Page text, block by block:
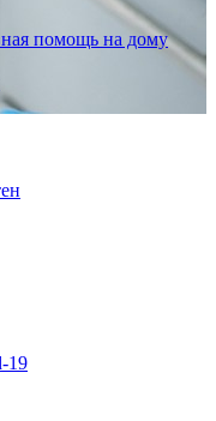
помощь на дому
19